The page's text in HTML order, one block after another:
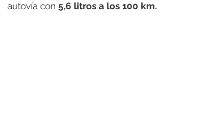
autovía con 5,6 litros a los 100 km.